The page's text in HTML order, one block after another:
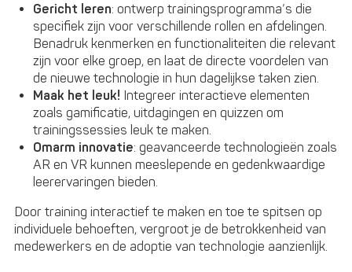
Gericht leren: ontwerp trainingsprogramma’s die
specifiek zijn voor verschillende rollen en afdelingen.
Benadruk kenmerken en functionaliteiten die relevant
zijn voor elke groep, en laat de directe voordelen van
de nieuwe technologie in hun dagelijkse taken zien.
Maak het leuk! Integreer interactieve elementen
zoals gamificatie, uitdagingen en quizzen om
trainingssessies leuk te maken.
Omarm innovatie: geavanceerde technologieën zoals
AR en VR kunnen meeslepende en gedenkwaardige
leerervaringen bieden.
Door training interactief te maken en toe te spitsen op
individuele behoeften, vergroot je de betrokkenheid van
medewerkers en de adoptie van technologie aanzienlijk.